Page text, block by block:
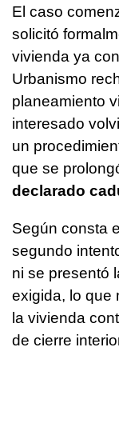
El caso
solicitó
vivienda ya
Urbanismo
planeamiento
interesado
un
que se
declarado
Según consta
segundo
ni se presentó
exigida, lo que
la vivienda
de cierre